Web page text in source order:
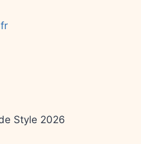
Style 2026